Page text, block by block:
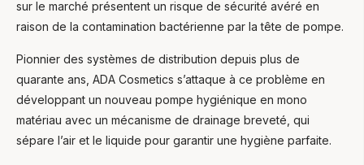
sur le marché présentent un risque de sécurité avéré en
raison de la contamination bactérienne par la tête de pompe.
Pionnier des systèmes de distribution depuis plus de
quarante ans, ADA Cosmetics s’attaque à ce problème en
développant un nouveau pompe hygiénique en mono
matériau avec un mécanisme de drainage breveté, qui
sépare l’air et le liquide pour garantir une hygiène parfaite.